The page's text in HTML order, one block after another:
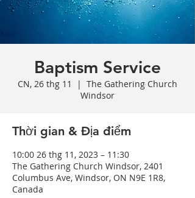
Baptism Service
CN, 26 thg 11
  |
The Gathering Church
Windsor
Thời gian & Địa điểm
10:00 26 thg 11, 2023 – 11:30
The Gathering Church Windsor, 2401
Columbus Ave, Windsor, ON N9E 1R8,
Canada